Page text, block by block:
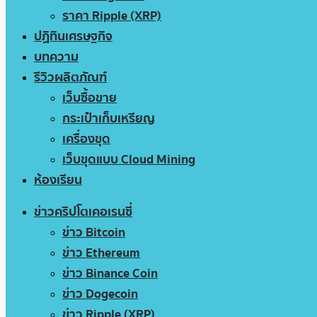
ราคา Ripple (XRP)
ปฏิทินเศรษฐกิจ
บทความ
รีวิวผลิตภัณฑ์
เว็บซื้อขาย
กระเป๋าเก็บเหรียญ
เครื่องขุด
เว็บขุดแบบ Cloud Mining
ห้องเรียน
ข่าวคริปโตเคอเรนซี่
ข่าว Bitcoin
ข่าว Ethereum
ข่าว Binance Coin
ข่าว Dogecoin